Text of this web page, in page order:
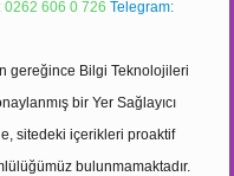
0262 606 0 726 Telegram:
gereğince Bilgi Teknolojileri
bir Yer Sağlayıcı
sitedeki içerikleri proaktif
bulunmamaktadır.